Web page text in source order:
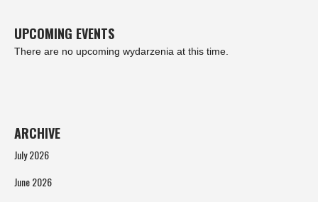
UPCOMING EVENTS
There are no upcoming wydarzenia at this time.
ARCHIVE
July 2026
June 2026